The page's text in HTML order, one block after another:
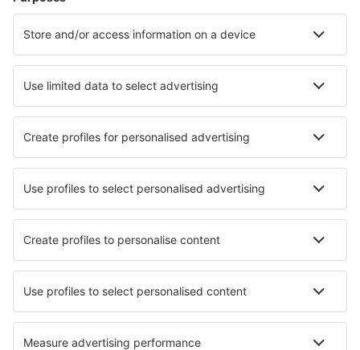
Hoteluri în Malaga
Hoteluri în Marbella Hoteluri în Barcelona
Hoteluri în Mijas Hoteluri în Playa Blanca
Hoteluri în Nerja Hoteluri în Pulpi Hoteluri în Manilva
Cele mai bune hoteluri - orașe
Hoteluri în Dewitt Hoteluri în Hamden Hoteluri La Salle
Hoteluri în Douar Beni Kissane Hoteluri în Foligno
Hoteluri în Brevig Mission Hoteluri în Reichstett